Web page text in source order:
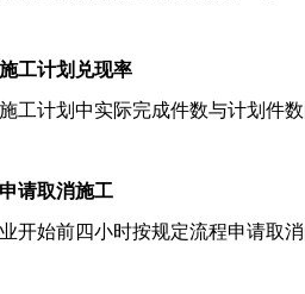
施工计划兑现率
工计划中实际完成件数与计划件数
申请取消施工
开始前四小时按规定流程申请取消